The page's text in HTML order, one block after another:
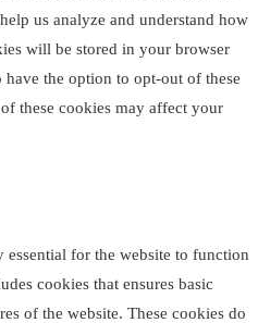
us analyze and understand how
will be stored in your browser
the option to opt-out of these
these cookies may affect your
essential for the website to function
cookies that ensures basic
of the website. These cookies do